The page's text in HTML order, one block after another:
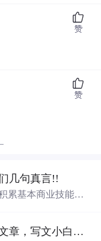
赞
赞
几句真言!!
累基本商业技能的
小白也能变大神！